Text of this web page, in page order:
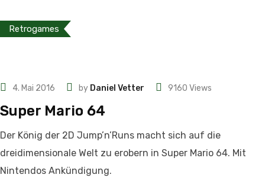
Retrogames
4. Mai 2016 by Daniel Vetter 9160 Views
Super Mario 64
Der König der 2D Jump’n’Runs macht sich auf die
dreidimensionale Welt zu erobern in Super Mario 64. Mit
Nintendos Ankündigung.